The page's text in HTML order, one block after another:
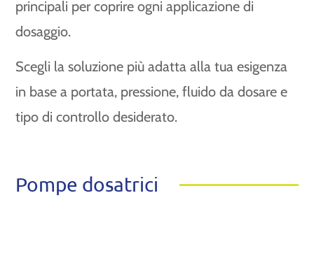
principali per coprire ogni applicazione di
dosaggio.
Scegli la soluzione più adatta alla tua esigenza
in base a portata, pressione, fluido da dosare e
tipo di controllo desiderato.
Pompe dosatrici